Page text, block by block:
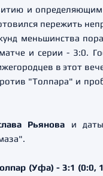
и определяющим
пережить
меньшинства
и серии - 3:0.
в этот
"Толпара" и
Рьянова и
(Уфа) - 3:1 (0:0,